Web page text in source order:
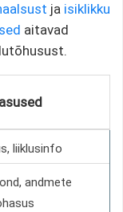
ja isiklikku
aitavad
liiklusinfo
andmete